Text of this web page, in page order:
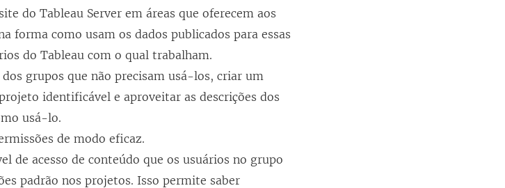
doTableau Server em áreas que oferecem aos
forma como usam os dados publicados para essas
do Tableau com o qual trabalham.
grupos que não precisam usá-los, criar um
identificável e aproveitar as descrições dos
usá-lo.
de modo eficaz.
de acesso de conteúdo que os usuários no grupo
padrão nos projetos. Isso permite saber